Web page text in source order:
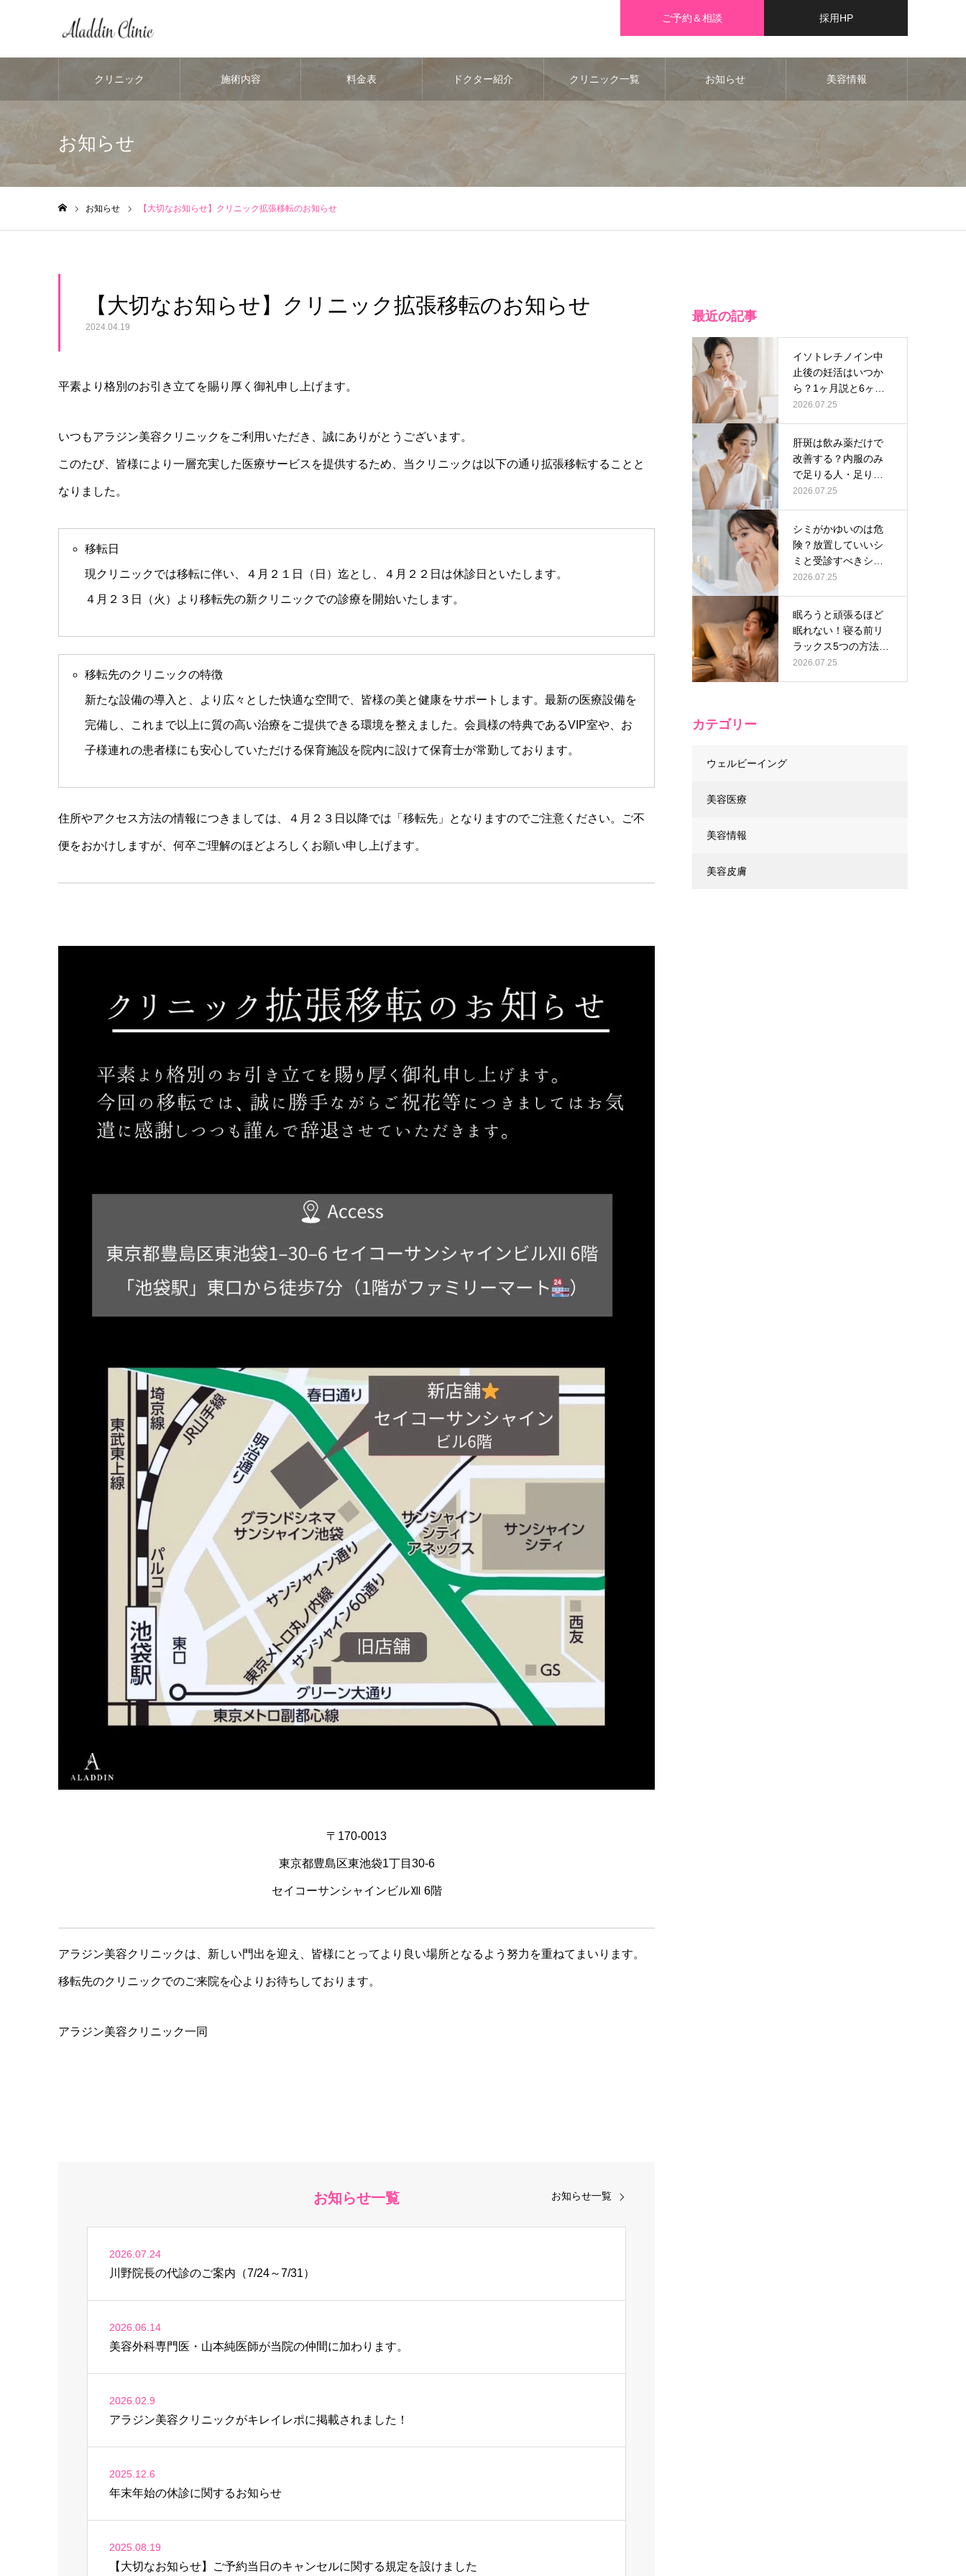
ご予約＆相談 採用HP
クリニック 施術内容 料金表 ドクター紹介 クリニック一覧 お知らせ 美容情報
お知らせ
お知らせ 【大切なお知らせ】クリニック拡張移転のお知らせ
【大切なお知らせ】クリニック拡張移転のお知らせ
2024.04.19
平素より格別のお引き立てを賜り厚く御礼申し上げます。
いつもアラジン美容クリニックをご利用いただき、誠にありがとうございます。
このたび、皆様により一層充実した医療サービスを提供するため、当クリニックは以下の通り拡張移転することと
なりました。
移転日
現クリニックでは移転に伴い、４月２１日（日）迄とし、４月２２日は休診日といたします。
４月２３日（火）より移転先の新クリニックでの診療を開始いたします。
移転先のクリニックの特徴
新たな設備の導入と、より広々とした快適な空間で、皆様の美と健康をサポートします。最新の医療設備を
完備し、これまで以上に質の高い治療をご提供できる環境を整えました。会員様の特典であるVIP室や、お
子様連れの患者様にも安心していただける保育施設を院内に設けて保育士が常勤しております。
住所やアクセス方法の情報につきましては、４月２３日以降では「移転先」となりますのでご注意ください。ご不
便をおかけしますが、何卒ご理解のほどよろしくお願い申し上げます。
〒170-0013
東京都豊島区東池袋1丁目30-6
セイコーサンシャインビルⅫ 6階
アラジン美容クリニックは、新しい門出を迎え、皆様にとってより良い場所となるよう努力を重ねてまいります。
移転先のクリニックでのご来院を心よりお待ちしております。
アラジン美容クリニック一同
お知らせ一覧
2026.07.24
川野院長の代診のご案内（7/24～7/31）
2026.06.14
美容外科専門医・山本純医師が当院の仲間に加わります。
2026.02.9
アラジン美容クリニックがキレイレポに掲載されました！
2025.12.6
年末年始の休診に関するお知らせ
2025.08.19
【大切なお知らせ】ご予約当日のキャンセルに関する規定を設けました
お知らせ一覧
最近の記事
イソトレチノイン中
止後の妊活はいつか
ら？1ヶ月説と6ヶ月
説の根拠の…
2026.07.25
肝斑は飲み薬だけで
改善する？内服のみ
で足りる人・足りな
い人の判断軸…
2026.07.25
シミがかゆいのは危
険？放置していいシ
ミと受診すべきシミ
の見分け方
2026.07.25
眠ろうと頑張るほど
眠れない！寝る前リ
ラックス5つの方法と
逆効果なN…
2026.07.25
カテゴリー
ウェルビーイング
美容医療
美容情報
美容皮膚